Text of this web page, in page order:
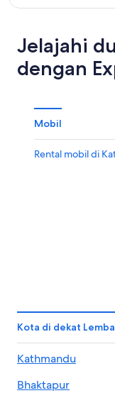
Jelajahi
dengan
Mobil
Rental mobil di
Kota di dekat
Kathmandu
Bhaktapur